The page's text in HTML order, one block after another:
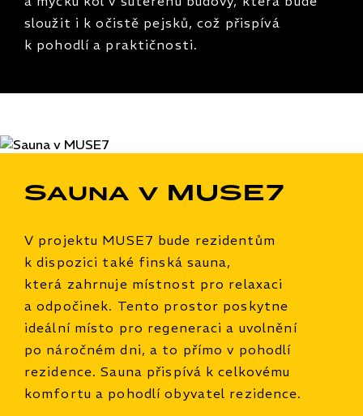
sloužit i k očistě pejsků, což přispívá
k pohodlí a praktičnosti.
Sauna v MUSE7
V projektu MUSE7 bude rezidentům
k dispozici také finská sauna,
která zahrnuje místnost pro relaxaci
a odpočinek. Tento prostor poskytne
ideální místo pro regeneraci a uvolnění
po náročném dni, a to přímo v pohodlí
rezidence. Sauna přispívá k celkovému
komfortu a pohodlí obyvatel rezidence.